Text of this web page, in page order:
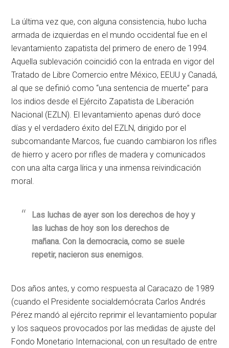
La última vez que, con alguna consistencia, hubo lucha
armada de izquierdas en el mundo occidental fue en el
levantamiento zapatista del primero de enero de 1994.
Aquella sublevación coincidió con la entrada en vigor del
Tratado de Libre Comercio entre México, EEUU y Canadá,
al que se definió como “una sentencia de muerte” para
los indios desde el Ejército Zapatista de Liberación
Nacional (EZLN). El levantamiento apenas duró doce
días y el verdadero éxito del EZLN, dirigido por el
subcomandante Marcos, fue cuando cambiaron los rifles
de hierro y acero por rifles de madera y comunicados
con una alta carga lírica y una inmensa reivindicación
moral.
Las luchas de ayer son los derechos de hoy y
las luchas de hoy son los derechos de
mañana. Con la democracia, como se suele
repetir, nacieron sus enemigos.
Dos años antes, y como respuesta al Caracazo de 1989
(cuando el Presidente socialdemócrata Carlos Andrés
Pérez mandó al ejército reprimir el levantamiento popular
y los saqueos provocados por las medidas de ajuste del
Fondo Monetario Internacional, con un resultado de entre